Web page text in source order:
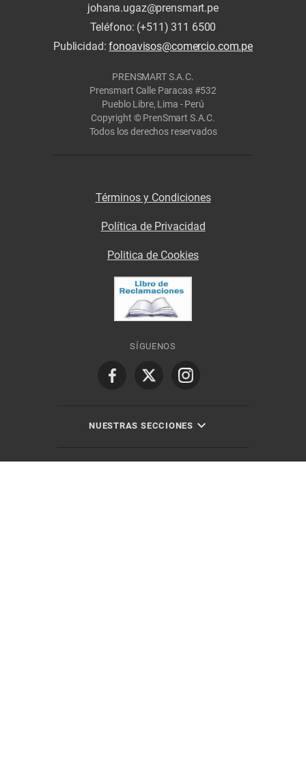
johana.ugaz@prensmart.pe
Teléfono: (+511) 311 6500
Publicidad:fonoavisos@comercio.com.pe
PRENSMART S.A.C.
Prensmart Calle Paracas #532
Pueblo Libre, Lima - Perú
Copyright © PrenSmart S.A.C.
Todos los derechos reservados
Términos y Condiciones
Política de Privacidad
Politica de Cookies
SÍGUENOS
NUESTRAS SECCIONES